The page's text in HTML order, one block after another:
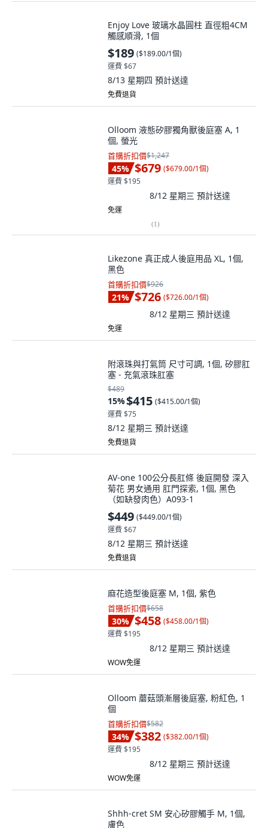
Enjoy Love 玻璃水晶圓柱 直徑粗4CM
觸感順滑, 1個
$189 ($189.00/1個)
運費 $67
8/13 星期四 預計送達
免費退貨
Olloom 液態矽膠獨角獸後庭塞 A, 1
個, 螢光
首購折扣價$1,247
45% $679 ($679.00/1個)
運費 $195
8/12 星期三 預計送達
免運
(1)
Likezone 真正成人後庭用品 XL, 1個,
黑色
首購折扣價$926
21% $726 ($726.00/1個)
8/12 星期三 預計送達
免運
附滾珠與打氣筒 尺寸可調, 1個, 矽膠肛
塞 - 充氣滾珠肛塞
$489
15%$415 ($415.00/1個)
運費 $75
8/12 星期三 預計送達
免費退貨
AV-one 100公分長肛條 後庭開發 深入
菊花 男女通用 肛門探索, 1個, 黑色
（如缺發肉色）A093-1
$449 ($449.00/1個)
運費 $67
8/12 星期三 預計送達
免費退貨
麻花造型後庭塞 M, 1個, 紫色
首購折扣價$658
30% $458 ($458.00/1個)
運費 $195
8/12 星期三 預計送達
WOW免運
Olloom 蘑菇頭漸層後庭塞, 粉紅色, 1
個
首購折扣價$582
34% $382 ($382.00/1個)
運費 $195
8/12 星期三 預計送達
WOW免運
Shhh-cret SM 安心矽膠觸手 M, 1個,
膚色